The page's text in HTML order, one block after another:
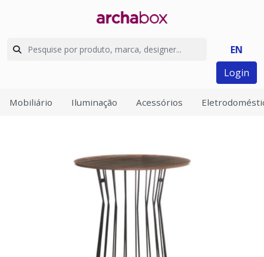
EN
Login
Mobiliário Iluminação Acessórios